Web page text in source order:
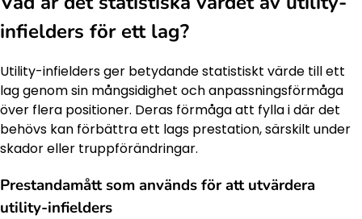
infielders för ett lag?
Utility-infielders ger betydande statistiskt värde till ett
lag genom sin mångsidighet och anpassningsförmåga
över flera positioner. Deras förmåga att fylla i där det
behövs kan förbättra ett lags prestation, särskilt under
skador eller truppförändringar.
Prestandamått som används för att utvärdera
utility-infielders